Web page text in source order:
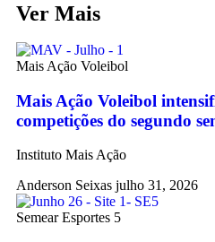
Ver Mais
Mais Ação Voleibol
Mais Ação Voleibol
competições do segundo
Instituto Mais Ação
Anderson Seixas julho 31, 2026
Semear Esportes 5